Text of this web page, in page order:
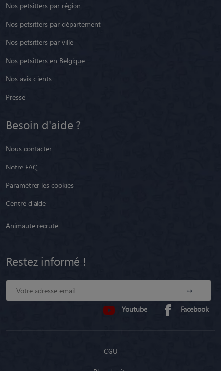
Nos petsitters par région
Nos petsitters par département
Nos petsitters par ville
Nos petsitters en Belgique
Nos avis clients
Presse
Besoin d'aide ?
Nous contacter
Notre FAQ
Paramétrer les cookies
Centre d'aide
Animaute recrute
Restez informé !
Youtube Facebook
CGU